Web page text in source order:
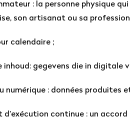
: la personne physique
son artisanat ou sa profession
calendaire ;
inhoud: gegevens die in digitale
numérique : données produites
continue : un accord